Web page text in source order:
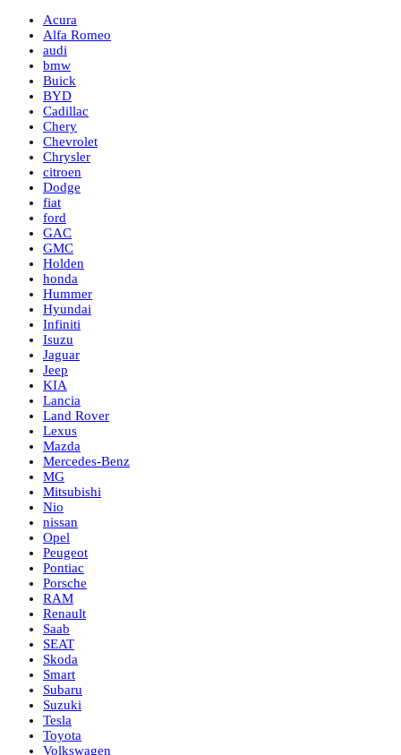
Acura
Alfa Romeo
audi
bmw
Buick
BYD
Cadillac
Chery
Chevrolet
Chrysler
citroen
Dodge
fiat
ford
GAC
GMC
Holden
honda
Hummer
Hyundai
Infiniti
Isuzu
Jaguar
Jeep
KIA
Lancia
Land Rover
Lexus
Mazda
Mercedes-Benz
MG
Mitsubishi
Nio
nissan
Opel
Peugeot
Pontiac
Porsche
RAM
Renault
Saab
SEAT
Skoda
Smart
Subaru
Suzuki
Tesla
Toyota
Volkswagen